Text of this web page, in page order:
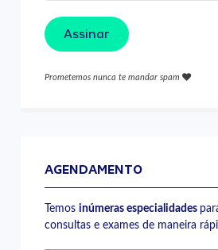
Assinar
Prometemos nunca te mandar spam
AGENDAMENTO
Temosinúmeras especialidades
consultas e exames de maneira